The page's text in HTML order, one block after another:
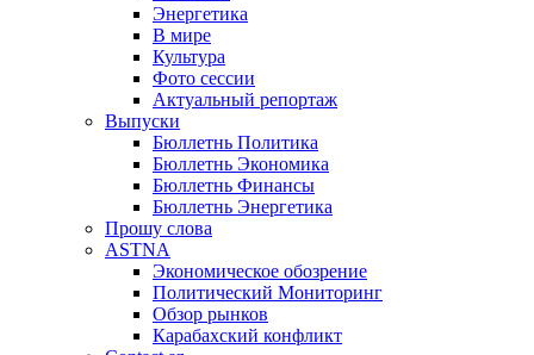
Энергетика
В мире
Культура
Фото сессии
Актуальный репортаж
Выпуски
Бюллетнь Политика
Бюллетнь Экономика
Бюллетнь Финансы
Бюллетнь Энергетика
Прошу слова
ASTNA
Экономическое обозрение
Политический Мониторинг
Обзор рынков
Карабахский конфликт